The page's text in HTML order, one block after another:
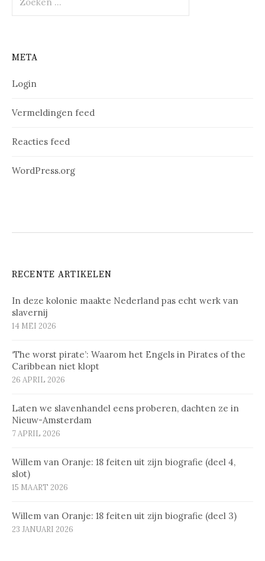
naar:
META
Login
Vermeldingen feed
Reacties feed
WordPress.org
RECENTE ARTIKELEN
In deze kolonie maakte Nederland pas echt werk van
slavernij
14 MEI 2026
‘The worst pirate’: Waarom het Engels in Pirates of the
Caribbean niet klopt
26 APRIL 2026
Laten we slavenhandel eens proberen, dachten ze in
Nieuw-Amsterdam
7 APRIL 2026
Willem van Oranje: 18 feiten uit zijn biografie (deel 4,
slot)
15 MAART 2026
Willem van Oranje: 18 feiten uit zijn biografie (deel 3)
23 JANUARI 2026